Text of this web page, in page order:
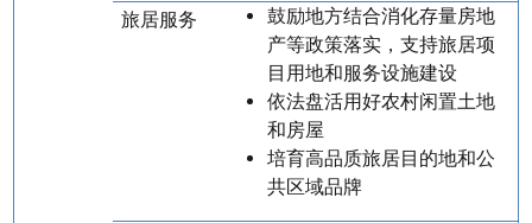
旅居服务
鼓励地方结合消化存量房地
产等政策落实，支持旅居项
目用地和服务设施建设
依法盘活用好农村闲置土地
和房屋
培育高品质旅居目的地和公
共区域品牌